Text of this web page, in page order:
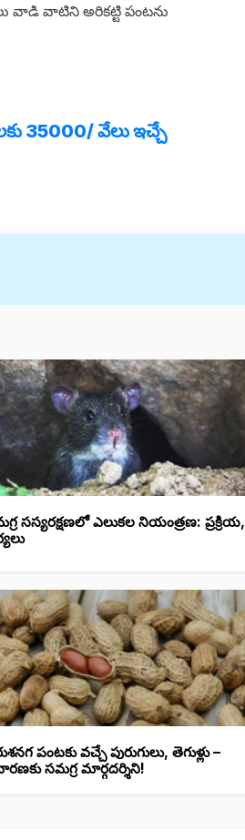
వాడి వాటిని అరికట్టి పంటను
35000/ వేలు ఇచ్చే
సస్యరక్షణలో ఎలుకల నియంత్రణ: ప్రక్రియ,
పంటకు వచ్చే పురుగులు, తెగుళ్లు –
సమగ్ర మార్గదర్శిని!